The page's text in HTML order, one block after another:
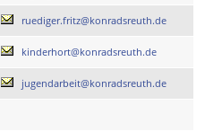
ruediger.fritz@konradsreuth.de
kinderhort@konradsreuth.de
jugendarbeit@konradsreuth.de